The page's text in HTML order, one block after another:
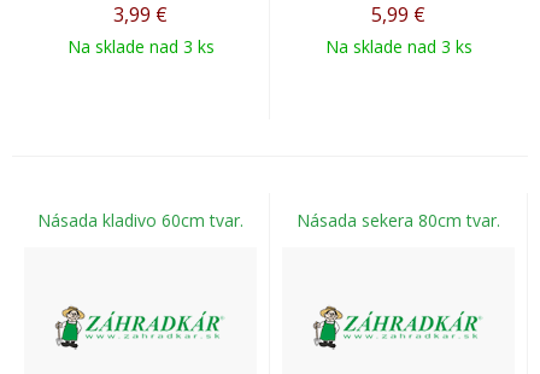
3,99 €
Na sklade nad 3 ks
5,99 €
Na sklade nad 3 ks
Násada kladivo 60cm tvar. Násada sekera 80cm tvar.